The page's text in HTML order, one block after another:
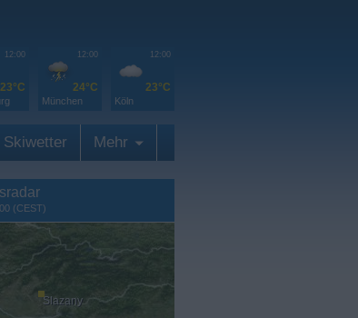
12:00
23°C
12:00
24°C
München
12:00
23°C
Köln
Skiwetter Mehr
(CEST)
Slazany